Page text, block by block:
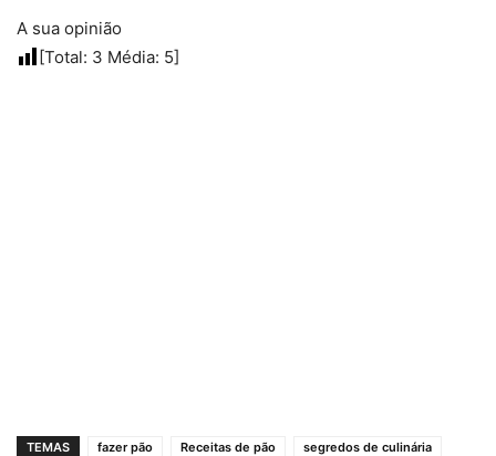
A sua opinião
[Total: 3 Média: 5]
TEMAS fazer pão Receitas de pão segredos de culinária